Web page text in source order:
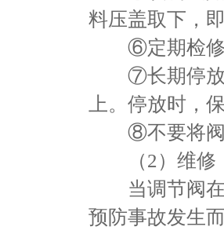
料压盖取下，
⑥定期检修
⑦长期停放时
上。停放时，
⑧不要将阀支
（2）维修
当调节阀在
预防事故发生